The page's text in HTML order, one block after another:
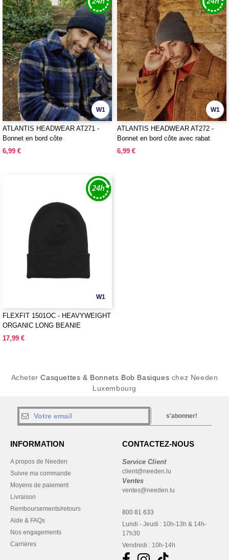
W1
ATLANTIS HEADWEAR AT271 -
Bonnet en bord côte
6,99 €
W1
ATLANTIS HEADWEAR AT272 -
Bonnet en bord côte avec rabat
6,99 €
W1
FLEXFIT 1501OC - HEAVYWEIGHT
ORGANIC LONG BEANIE
17,99 €
AcheterCasquettes & Bonnets Bob Basiques chez Needen
Luxembourg
s'abonner!
INFORMATION
A propos de Needen
Suivre ma commande
Moyens de paiement
Livraison
Remboursements/retours
Aide & FAQs
Nos engagements
Carrières
CONTACTEZ-NOUS
Service Client
client@needen.lu
Ventes
ventes@needen.lu
800 81 633
Lundi - Jeudi : 10h-13h & 14h-
17h30
Vendredi : 10h-14h